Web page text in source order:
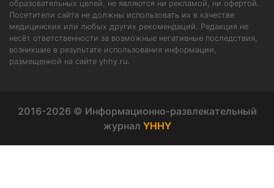
образовательных целей, не являются ни рекламой, ни офертой.
Посетители сайта не должны использовать их в качестве
медицинских или любых других рекомендаций. Редакция не
несёт ответственности за возможные негативные последствия,
возникшие в результате использования информации,
размещенной на сайте yhhy.ru.
2016-2026 © Информационно-развлекательный
журнал YHHY